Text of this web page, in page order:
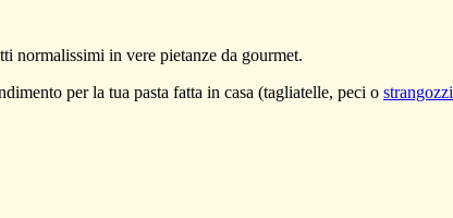
normalissimi in vere pietanze da gourmet.
per la tua pasta fatta in casa (tagliatelle, peci o strangozzi